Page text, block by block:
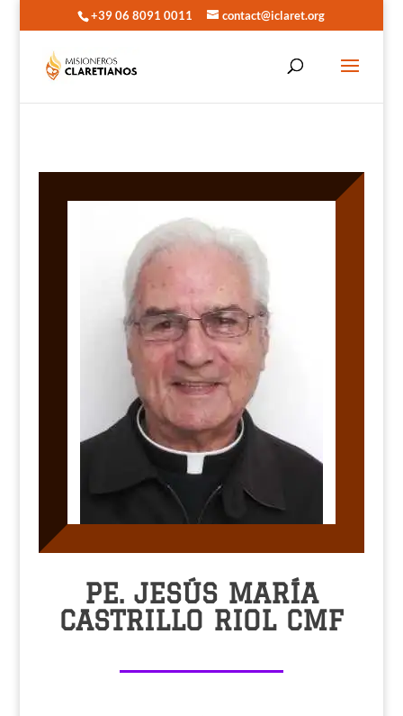
+39 06 8091 0011 contact@iclaret.org
PE. JESÚS MARÍA
CASTRILLO RIOL CMF